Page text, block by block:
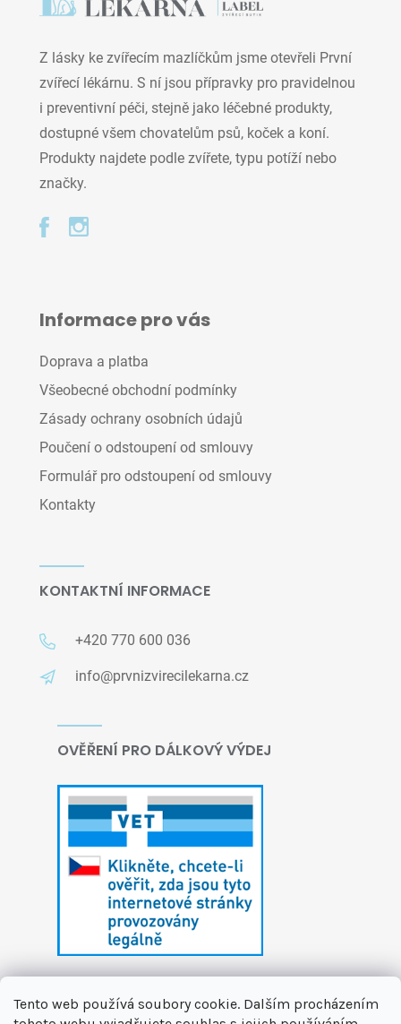
Tento web používá soubory cookie. Dalším procházením
Z lásky ke zvířecím mazlíčkům jsme otevřeli První
zvířecí lékárnu. S ní jsou přípravky pro pravidelnou
i preventivní péči, stejně jako léčebné produkty,
dostupné všem chovatelům psů, koček a koní.
Produkty najdete podle zvířete, typu potíží nebo
značky.
Informace pro vás
Doprava a platba
Všeobecné obchodní podmínky
Zásady ochrany osobních údajů
Poučení o odstoupení od smlouvy
Formulář pro odstoupení od smlouvy
Kontakty
KONTAKTNÍ INFORMACE
+420 770 600 036
info@prvnizvirecilekarna.cz
OVĚŘENÍ PRO DÁLKOVÝ VÝDEJ